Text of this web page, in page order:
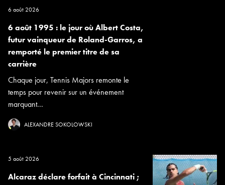
6 août 2026
6 août 1995 : le jour où Albert Costa,
futur vainqueur de Roland-Garros, a
remporté le premier titre de sa
carrière
Chaque jour, Tennis Majors remonte le
temps pour revenir sur un événement
marquant...
ALEXANDRE SOKOLOWSKI
5 août 2026
Alcaraz déclare forfait à Cincinnati ;